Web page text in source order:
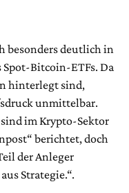
besonders deutlich in
Bitcoin-ETFs. Da
hinterlegt sind,
unmittelbar.
im Krypto-Sektor
berichtet, doch
der Anleger
Strategie.“.